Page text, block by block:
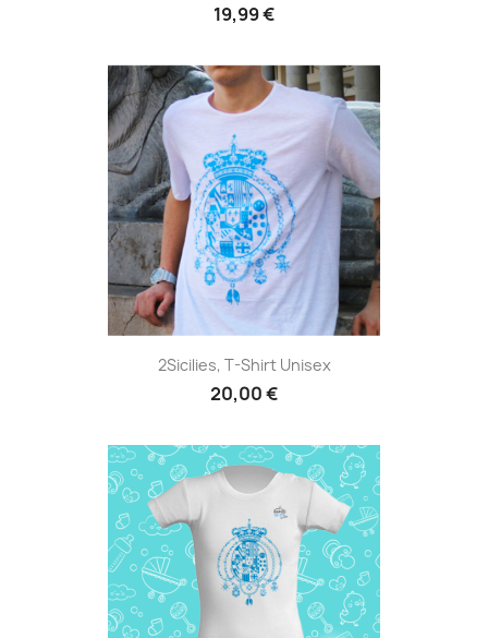
19,99 €
2Sicilies, T-Shirt Unisex
20,00 €